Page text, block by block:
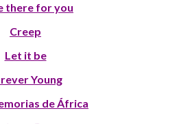
there for you
Creep
Let it be
Young
de África